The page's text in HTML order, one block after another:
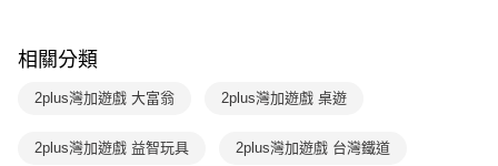
2.基於同意付款使用「大哥付你分期」之契約關係目的，商店將以您的個人
由本公司與您本人進行分期帳單所需資料之確認、核對及更正。
相關分類
2plus灣加遊戲 大富翁 2plus灣加遊戲 桌遊
2plus灣加遊戲 益智玩具 2plus灣加遊戲 台灣鐵道